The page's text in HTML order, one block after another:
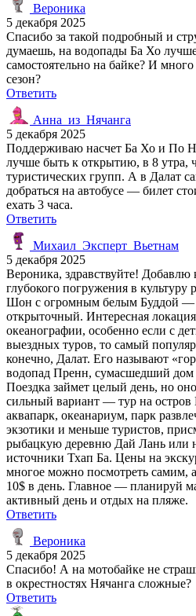
Вероника
5 декабря 2025
Спасибо за такой подробный и
думаешь, на водопады Ба Хо
самостоятельно на байке? И
сезон?
Ответить
Анна_из_Нячанга
5 декабря 2025
Поддерживаю насчет Ба Хо и По
лучше быть к открытию, в 8 утра,
туристических групп. А в Далат
добраться на автобусе — билет
ехать 3 часа.
Ответить
Михаил_Эксперт_Вьетнам
5 декабря 2025
Вероника, здравствуйте! Добавлю
глубокого погружения в
Шон с огромным белым Буддой —
открыточный. Интересная
океанографии, особенно если с
выездных туров, то самый
конечно, Далат. Его называют
водопад Пренн, сумасшедший
Поездка займет целый день, но
сильный вариант — тур на
аквапарк, океанариум, парк
экзотики и меньше туристов,
рыбацкую деревню Дай Лань или
источники Тхап Ба. Цены на
многое можно посмотреть самим,
10$ в день. Главное — планируй
активный день и отдых на пляже.
Ответить
Вероника
5 декабря 2025
Спасибо! А на мотобайке не
в окрестностях Нячанга сложные?
Ответить